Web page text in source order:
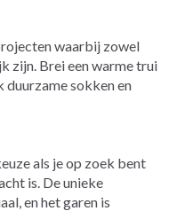
waarbij zowel
zijn. Brei een warme trui
sokken en
als je op zoek bent
is. De unieke
en het garen is